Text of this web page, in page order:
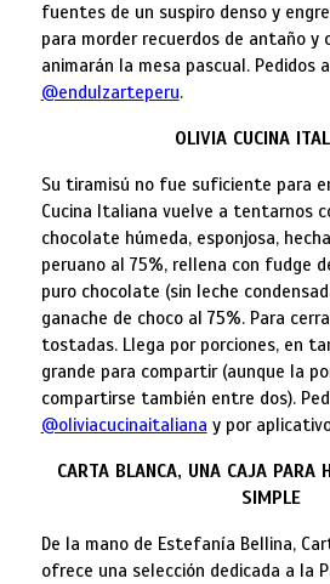
fuentes de un suspiro denso y
para morder recuerdos de antaño y
animarán la mesa pascual. Pedidos
@endulzarteperu.
OLIVIA CUCINA
Su tiramisú no fue suficiente para
Cucina Italiana vuelve a tentarnos
chocolate húmeda, esponjosa,
peruano al 75%, rellena con fudge
puro chocolate (sin leche
ganache de choco al 75%. Para
tostadas. Llega por porciones, en
grande para compartir (aunque la
compartirse también entre dos).
@oliviacucinaitaliana y por
CARTA BLANCA, UNA CAJA PARA
SIMPLE
De la mano de Estefanía Bellina,
ofrece una selección dedicada a la